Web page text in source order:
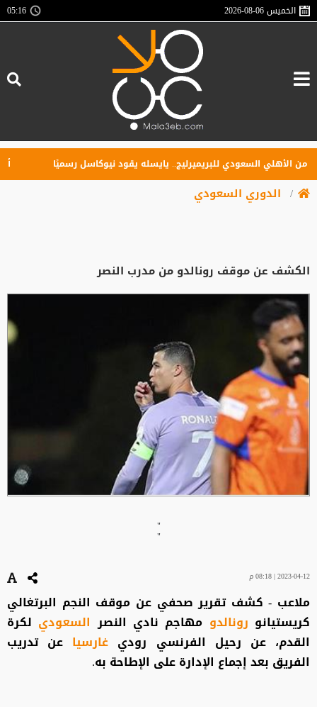
الخميس2026-08-06
05:16
السعودي للبريميرليج.. يايسله يقود نيوكاسل رسميًا أول
الدوري السعودي
الكشف عن موقف رونالدو من مدرب النصر
"
"
2023-04-12 | 08:18 م
ملاعب - كشف تقرير صحفي عن موقف النجم البرتغالي
كريستيانو رونالدو مهاجم نادي النصرالسعودي لكرة
القدم، عن رحيل الفرنسي رودي غارسيا عن تدريب
الفريق بعد إجماع الإدارة على الإطاحة به.